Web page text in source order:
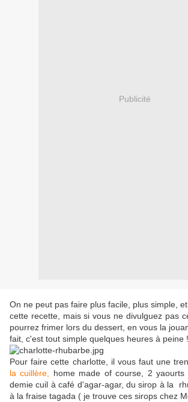
Publicité
On ne peut pas faire plus facile, plus simple,
cette recette, mais si vous ne divulguez pas
pourrez frimer lors du dessert, en vous la
fait, c'est tout simple quelques heures à peine
Pour faire cette charlotte, il vous faut une
la cuillère,
home made of course, 2
demie cuil à café d'agar-agar, du sirop à la
à la fraise tagada ( je trouve ces sirops chez